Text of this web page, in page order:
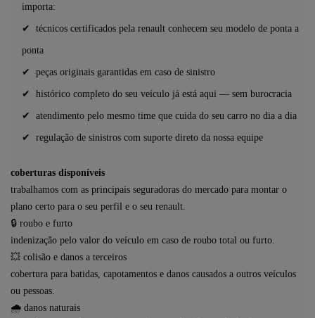
importa:
✔ técnicos certificados pela renault conhecem seu modelo de ponta a
ponta
✔ peças originais garantidas em caso de sinistro
✔ histórico completo do seu veículo já está aqui — sem burocracia
✔ atendimento pelo mesmo time que cuida do seu carro no dia a dia
✔ regulação de sinistros com suporte direto da nossa equipe
coberturas disponíveis
trabalhamos com as principais seguradoras do mercado para montar o
plano certo para o seu perfil e o seu renault.
🔒 roubo e furto
indenização pelo valor do veículo em caso de roubo total ou furto.
💥 colisão e danos a terceiros
cobertura para batidas, capotamentos e danos causados a outros veículos
ou pessoas.
🌧 danos naturais